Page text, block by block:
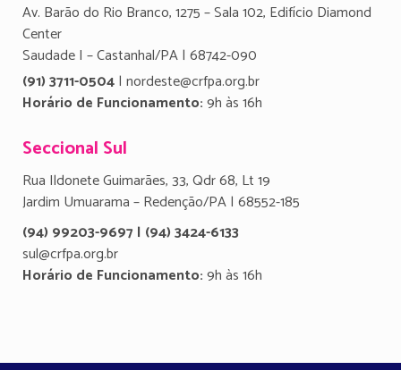
Av. Barão do Rio Branco, 1275 – Sala 102, Edifício Diamond
Center
Saudade I – Castanhal/PA | 68742-090
(91) 3711-0504| nordeste@crfpa.org.br
Horário de Funcionamento:9h às 16h
Seccional Sul
Rua Ildonete Guimarães, 33, Qdr 68, Lt 19
Jardim Umuarama – Redenção/PA | 68552-185
(94) 99203-9697 | (94) 3424-6133
sul@crfpa.org.br
Horário de Funcionamento:9h às 16h